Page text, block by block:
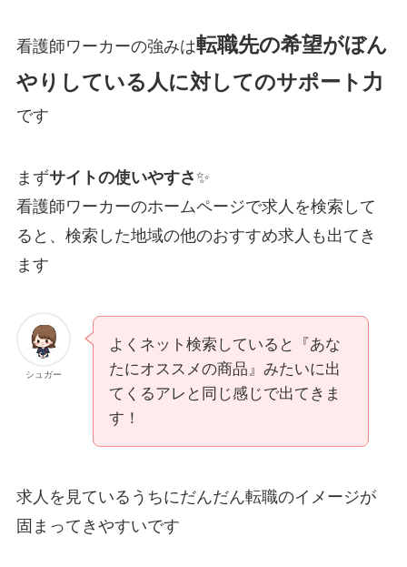
看護師ワーカーの強みは転職先の希望がぼん
やりしている人に対してのサポート力
です
まずサイトの使いやすさ✨
看護師ワーカーのホームページで求人を検索して
ると、検索した地域の他のおすすめ求人も出てき
ます
シュガー
よくネット検索していると『あな
たにオススメの商品』みたいに出
てくるアレと同じ感じで出てきま
す！
求人を見ているうちにだんだん転職のイメージが
固まってきやすいです